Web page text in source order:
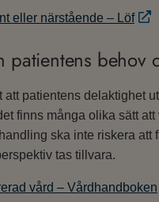
eller närstående – Löf
patientens behov
att patientens delaktighet
finns många olika sätt
ska inte riskera att
tas tillvara.
vård – Vårdhandboken